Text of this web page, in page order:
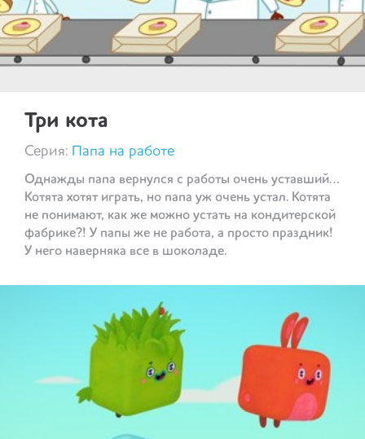
Три кота
Серия: Папа на работе
Однажды папа вернулся с работы очень уставший…
Котята хотят играть, но папа уж очень устал. Котята
не понимают, как же можно устать на кондитерской
фабрике?! У папы же не работа, а просто праздник!
У него наверняка все в шоколаде.